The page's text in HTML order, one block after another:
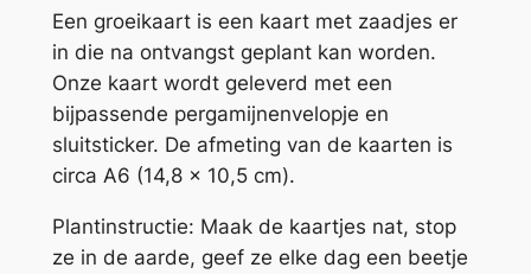
s
b
l
o
e
m
t
j
Een groeikaart is een kaart met zaadjes er
in die na ontvangst geplant kan worden.
Onze kaart wordt geleverd met een
bijpassende pergamijnenvelopje en
sluitsticker. De afmeting van de kaarten is
circa A6 (14,8 x 10,5 cm).
Plantinstructie: Maak de kaartjes nat, stop
ze in de aarde, geef ze elke dag een beetje